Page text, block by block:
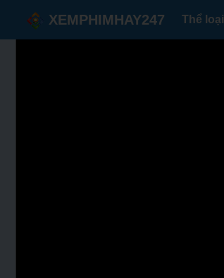
XEMPHIMHAY247 Thể loại